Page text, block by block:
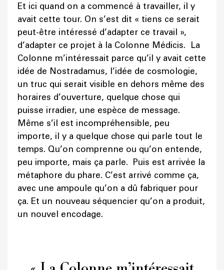
Et ici quand on a commencé à travailler, il y
avait cette tour. On s’est dit « tiens ce serait
peut-être intéressé d’adapter ce travail »,
d’adapter ce projet à la Colonne Médicis. La
Colonne m’intéressait parce qu’il y avait cette
idée de Nostradamus, l’idée de cosmologie,
un truc qui serait visible en dehors même des
horaires d’ouverture, quelque chose qui
puisse irradier, une espèce de message.
Même s’il est incompréhensible, peu
importe, il y a quelque chose qui parle tout le
temps. Qu’on comprenne ou qu’on entende,
peu importe, mais ça parle. Puis est arrivée la
métaphore du phare. C’est arrivé comme ça,
avec une ampoule qu’on a dû fabriquer pour
ça. Et un nouveau séquencier qu’on a produit,
un nouvel encodage.